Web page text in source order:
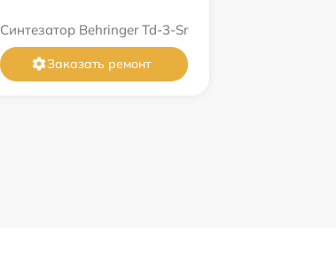
Синтезатор Behringer Td-3-Sr
Заказать ремонт